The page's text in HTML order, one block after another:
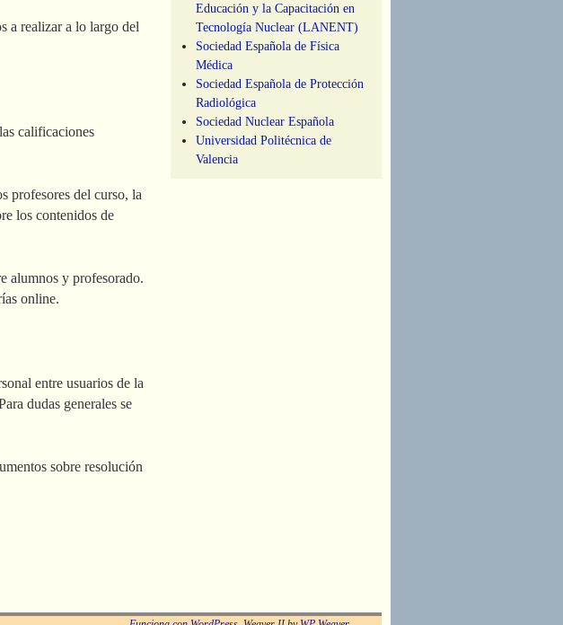
a realizar a lo largo del
calificaciones
profesores del curso, la
los contenidos de
alumnos y profesorado.
online.
entre usuarios de la
dudas generales se
sobre resolución
Educación y la Capacitación en
Tecnología Nuclear (LANENT)
Sociedad Española de Física
Médica
Sociedad Española de Protección
Radiológica
Sociedad Nuclear Española
Universidad Politécnica de
Valencia